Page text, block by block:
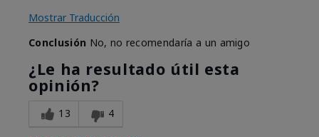
Mostrar Traducción
Conclusión No, no recomendaría a un amigo
¿Le ha resultado útil esta
opinión?
13 4